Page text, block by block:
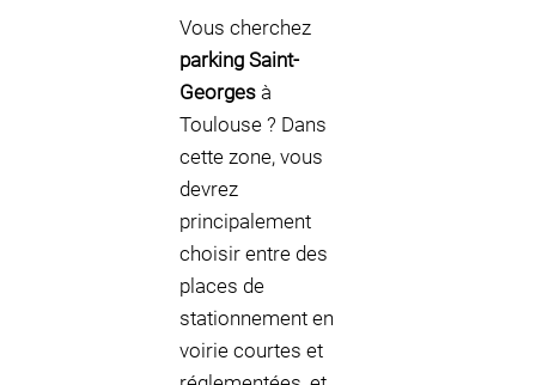
Vous cherchez
parking Saint-
Georges à
Toulouse ? Dans
cette zone, vous
devrez
principalement
choisir entre des
places de
stationnement en
voirie courtes et